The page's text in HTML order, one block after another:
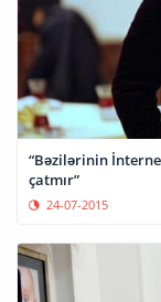
“Bəzilərinin
çatmır”
24-07-2015